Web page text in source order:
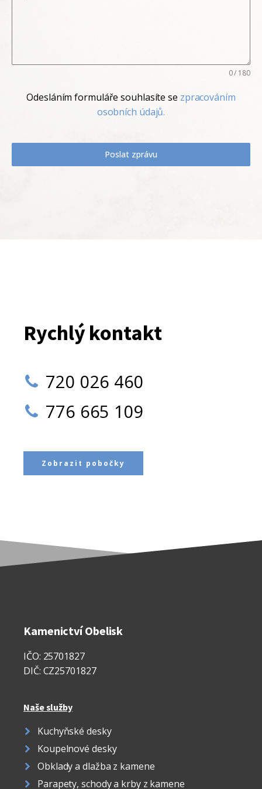
0 / 180
Odesláním formuláře souhlasíte se zpracováním
osobních údajů.
Poslat zprávu
Rychlý kontakt
720 026 460
776 665 109
Zobrazit pobočky
Kamenictví Obelisk
IČO: 25701827
DIČ: CZ25701827
Naše služby
Kuchyňské desky
Koupelnové desky
Obklady a dlažba z kamene
Parapety, schody a krby z kamene